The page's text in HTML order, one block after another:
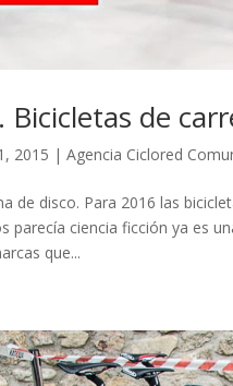
de
2015 |Agencia Ciclored
de disco. Para 2016 las
parecía ciencia ficción ya es
que...